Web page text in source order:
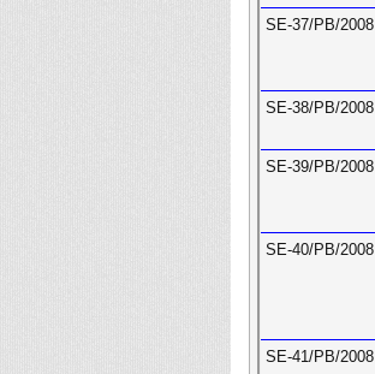
SE-37/PB/2008
SE-38/PB/2008
SE-39/PB/2008
SE-40/PB/2008
SE-41/PB/2008